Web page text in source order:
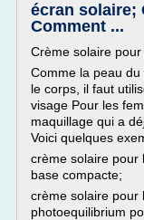
écran solaire;
Comment ...
Crème solaire
Comme la peau
le corps, il faut
visage Pour les
maquillage qui a
Voici quelques
crème solaire pour
base compacte;
crème solaire pour
photoequilibrium